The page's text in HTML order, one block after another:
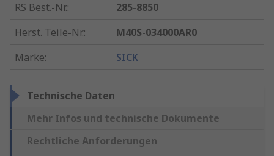
RS Best.-Nr.:
285-8850
Herst. Teile-Nr.:
M40S-034000AR0
Marke: SICK
Technische Daten
Mehr Infos und technische Dokumente
Rechtliche Anforderungen